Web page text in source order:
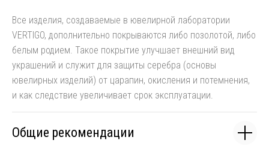
Все изделия, создаваемые в ювелирной лаборатории
VERTIGO, дополнительно покрываются либо позолотой, либо
белым родием. Такое покрытие улучшает внешний вид
украшений и служит для защиты серебра (основы
ювелирных изделий) от царапин, окисления и потемнения,
и как следствие увеличивает срок эксплуатации.
Общие рекомендации